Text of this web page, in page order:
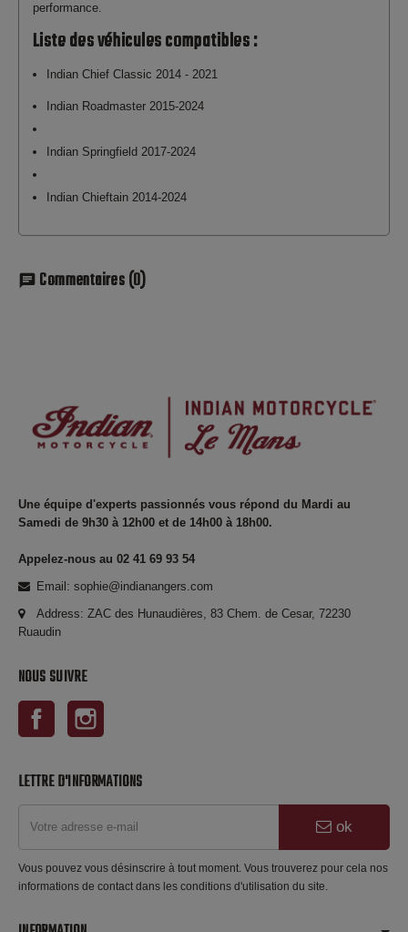
performance.
Liste des véhicules compatibles :
Indian Chief Classic 2014 - 2021
Indian Roadmaster 2015-2024
Indian Springfield 2017-2024
Indian Chieftain 2014-2024
chat Commentaires(0)
Une équipe d'experts passionnés vous répond du Mardi au
Samedi de 9h30 à 12h00 et de 14h00 à 18h00.
Appelez-nous au 02 41 69 93 54
Email: sophie@indianangers.com
Address: ZAC des Hunaudières, 83 Chem. de Cesar, 72230
Ruaudin
NOUS SUIVRE
Facebook
LETTRE D'INFORMATIONS
ok
Vous pouvez vous désinscrire à tout moment. Vous trouverez pour cela nos
informations de contact dans les conditions d'utilisation du site.